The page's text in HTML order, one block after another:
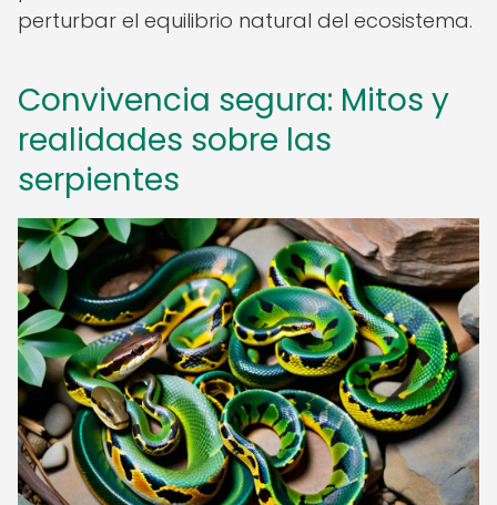
perturbar el equilibrio natural del ecosistema.
Convivencia segura: Mitos y
realidades sobre las
serpientes